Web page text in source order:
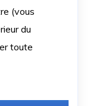
(vous
du
toute